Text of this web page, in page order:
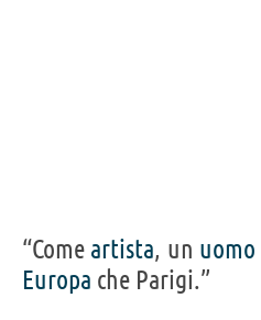
“Come artista, un uomo
Europa che Parigi.”